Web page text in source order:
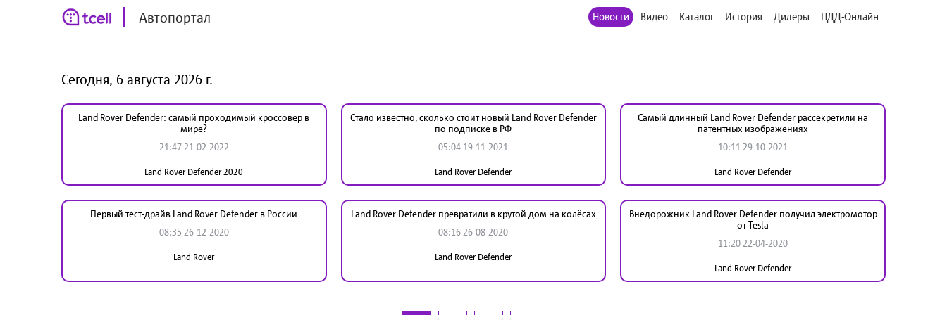
Автопортал Новости Видео Каталог История Дилеры ПДД-Онлайн
Сегодня, 6 августа 2026 г.
Land Rover Defender: самый проходимый кроссовер в
мире?
21:47 21-02-2022
Land Rover Defender 2020
Стало известно, сколько стоит новый Land Rover Defender
по подписке в РФ
05:04 19-11-2021
Land Rover Defender
Самый длинный Land Rover Defender рассекретили на
патентных изображениях
10:11 29-10-2021
Land Rover Defender
Первый тест-драйв Land Rover Defender в России
08:35 26-12-2020
Land Rover
Land Rover Defender превратили в крутой дом на колёсах
08:16 26-08-2020
Land Rover Defender
Внедорожник Land Rover Defender получил электромотор
от Tesla
11:20 22-04-2020
Land Rover Defender